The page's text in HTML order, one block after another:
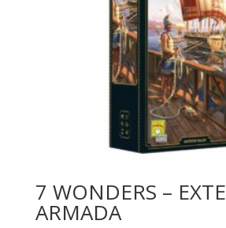
7 WONDERS –
ARMADA